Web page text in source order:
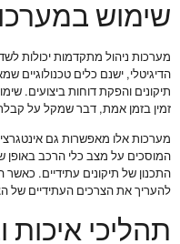
שימוש
מערכות ניהול מתקדמות יכולות
הדיגיטלי, ישנם כלים טכנולוגיים
תיקונים והפקת דוחות ביצועים.
זמין בזמן אמת, דבר שמקל על
מערכות אלו מאפשרות גם
המוסכים על מצב כלי הרכב באופן
התכנון של תיקונים עתידיים. כאשר
להעריך את הצרכים העתידיים של
תהליכי איכות